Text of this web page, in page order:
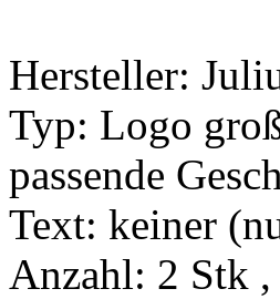
Hersteller:
Typ: Logo
passende
Text: keiner
Anzahl: 2 Stk ,